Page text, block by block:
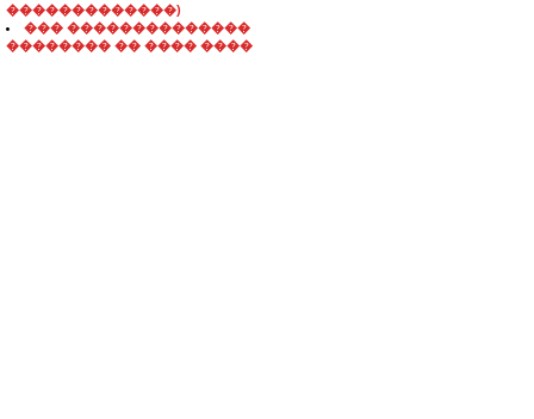
�������������)
��� ��������������
�������� �� ���� ����